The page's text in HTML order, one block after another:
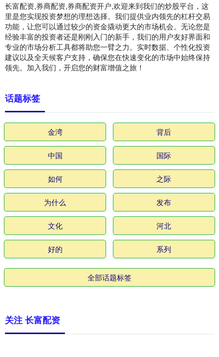
长富配资,券商配资,券商配资开户,欢迎来到我们的炒股平台，这
里是您实现投资梦想的理想选择。我们提供业内领先的杠杆交易
功能，让您可以通过较少的资金撬动更大的市场机会。无论您是
经验丰富的投资者还是刚刚入门的新手，我们的用户友好界面和
专业的市场分析工具都将助您一臂之力。实时数据、个性化投资
建议以及全天候客户支持，确保您在快速变化的市场中始终保持
领先。加入我们，开启您的财富增值之旅！
话题标签
金湾 背后
中国 国际
如何 之际
为什么 发布
文化 河北
好的 系列
全部话题标签
关注 长富配资